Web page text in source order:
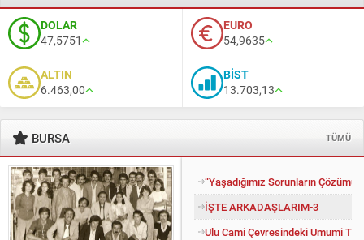
DOLAR
47,5751
EURO
54,9635
ALTIN
6.463,00
BİST
13.703,13
BURSA TÜMÜ
“Yaşadığımız Sorunların
İŞTE ARKADAŞLARIM-3
Ulu Cami Çevresindeki Umumi